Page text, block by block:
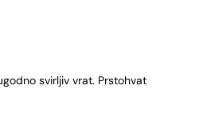
svirljiv vrat. Prstohvat